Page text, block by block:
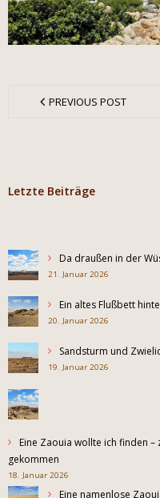
PREVIOUS POST
Letzte Beiträge
Da draußen in der
21. Januar 2026
Ein altes Flußbett
20. Januar 2026
Sandsturm und
19. Januar 2026
Eine Zaouia wollte ich finden
gekommen
18. Januar 2026
Eine namenlose